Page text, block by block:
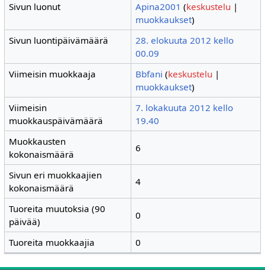
Sivun luonut Apina2001 (keskustelu |
muokkaukset)
Sivun luontipäivämäärä
28. elokuuta 2012 kello
00.09
Viimeisin muokkaaja
Bbfani (keskustelu |
muokkaukset)
Viimeisin
muokkauspäivämäärä
7. lokakuuta 2012 kello
19.40
Muokkausten
kokonaismäärä
6
Sivun eri muokkaajien
kokonaismäärä
4
Tuoreita muutoksia (90
päivää)
0
Tuoreita muokkaajia 0